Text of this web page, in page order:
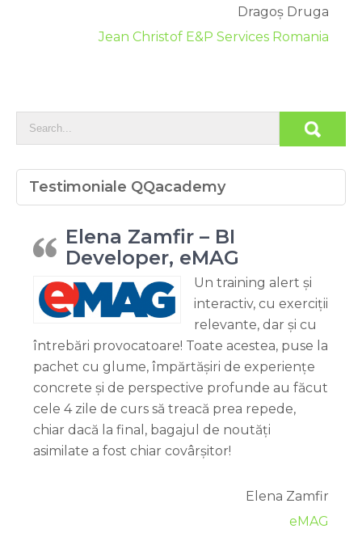
Dragoș Druga
Jean Christof E&P Services Romania
Testimoniale QQacademy
Elena Zamfir – BI
Developer, eMAG
Un training alert și
interactiv, cu exerciții
relevante, dar și cu
întrebări provocatoare! Toate acestea, puse la
pachet cu glume, împărtășiri de experiențe
concrete și de perspective profunde au făcut
cele 4 zile de curs să treacă prea repede,
chiar dacă la final, bagajul de noutăți
asimilate a fost chiar covârșitor!
Elena Zamfir
eMAG